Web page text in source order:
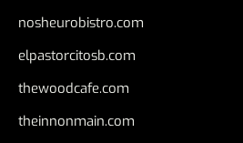
nosheurobistro.com
elpastorcitosb.com
thewoodcafe.com
theinnonmain.com